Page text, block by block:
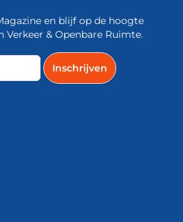
en blijf op de hoogte
Verkeer & Openbare Ruimte.